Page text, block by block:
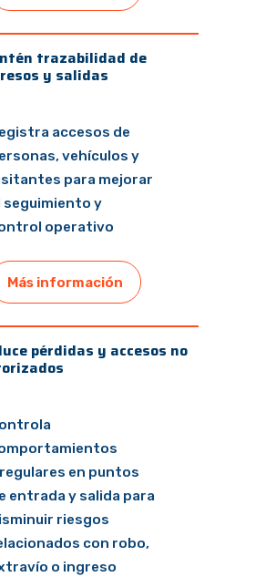
trazabilidad de
y salidas
accesos de
vehículos y
para mejorar
seguimiento y
operativo
Más información
pérdidas y accesos no
en puntos
entrada y salida para
riesgos
con robo,
o ingreso